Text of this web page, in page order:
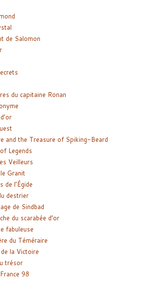
de Salomon
du capitaine Ronan
and the Treasure of Spiking-Beard
Legends
Veilleurs
Granit
de l’Égide
destrier
de Sindbad
du scarabée d’or
fabuleuse
du Téméraire
la Victoire
trésor
98